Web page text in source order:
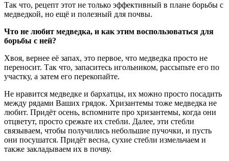
Так что, рецепт этот не только эффективный в плане борьбы с
медведкой, но ещё и полезный для почвы.
Что не любит медведка, и как этим воспользоваться для
борьбы с ней?
Хвоя, вернее её запах, это первое, что медведка просто не
переносит. Так что, запаситесь игольником, рассыпьте его по
участку, а затем его перекопайте.
Не нравится медведке и бархатцы, их можно просто посадить
между рядами Ваших грядок. Хризантемы тоже медведка не
любит. Придёт осень, вспомните про хризантемы, когда они
отцветут, просто срежьте их стебли. Далее, эти стебли
связываем, чтобы получились небольшие пучочки, и пусть
они посушатся. Придёт весна, сухие стебли измельчаем и
также закладываем их в почву.